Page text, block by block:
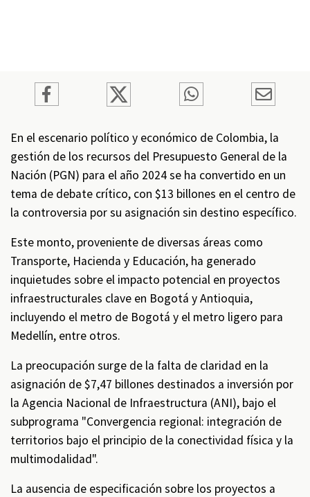
En el escenario político y económico de Colombia, la
gestión de los recursos del Presupuesto General de la
Nación (PGN) para el año 2024 se ha convertido en un
tema de debate crítico, con $13 billones en el centro de
la controversia por su asignación sin destino específico.
Este monto, proveniente de diversas áreas como
Transporte, Hacienda y Educación, ha generado
inquietudes sobre el impacto potencial en proyectos
infraestructurales clave en Bogotá y Antioquia,
incluyendo el metro de Bogotá y el metro ligero para
Medellín, entre otros.
La preocupación surge de la falta de claridad en la
asignación de $7,47 billones destinados a inversión por
la Agencia Nacional de Infraestructura (ANI), bajo el
subprograma "Convergencia regional: integración de
territorios bajo el principio de la conectividad física y la
multimodalidad".
La ausencia de especificación sobre los proyectos a